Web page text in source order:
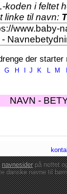
koden i feltet
linke til navn:
der starter
G H J K L M
NAVN -
navnesiderpå nettet
danskenavne til børn